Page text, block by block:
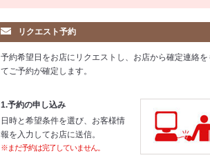
リクエスト予約
予約希望日をお店にリクエストし、お店から確定連絡を
てご予約が確定します。
1.予約の申し込み
日時と希望条件を選び、お客様情
報を入力してお店に送信。
※まだ予約は完了していません。